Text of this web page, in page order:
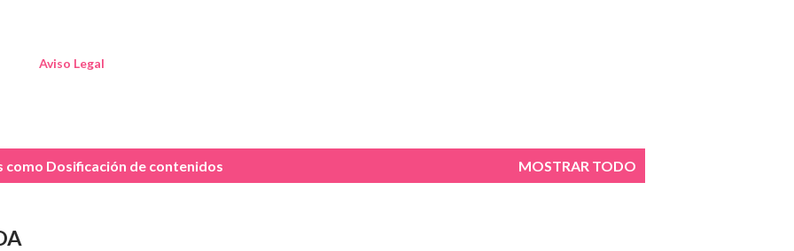
Aviso Legal
como Dosificación de contenidos MOSTRAR TODO